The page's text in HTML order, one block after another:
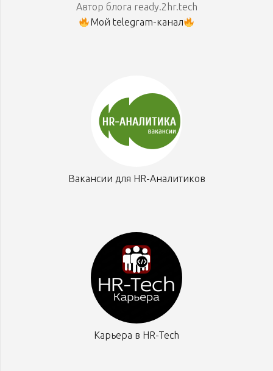
Автор блога ready.2hr.tech
Мой telegram-канал
Вакансии для HR-Аналитиков
Карьера в HR-Tech